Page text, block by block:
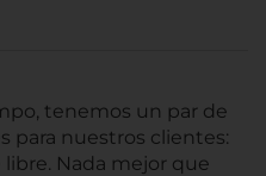
tenemos un par de
para nuestros clientes:
libre. Nada mejor que